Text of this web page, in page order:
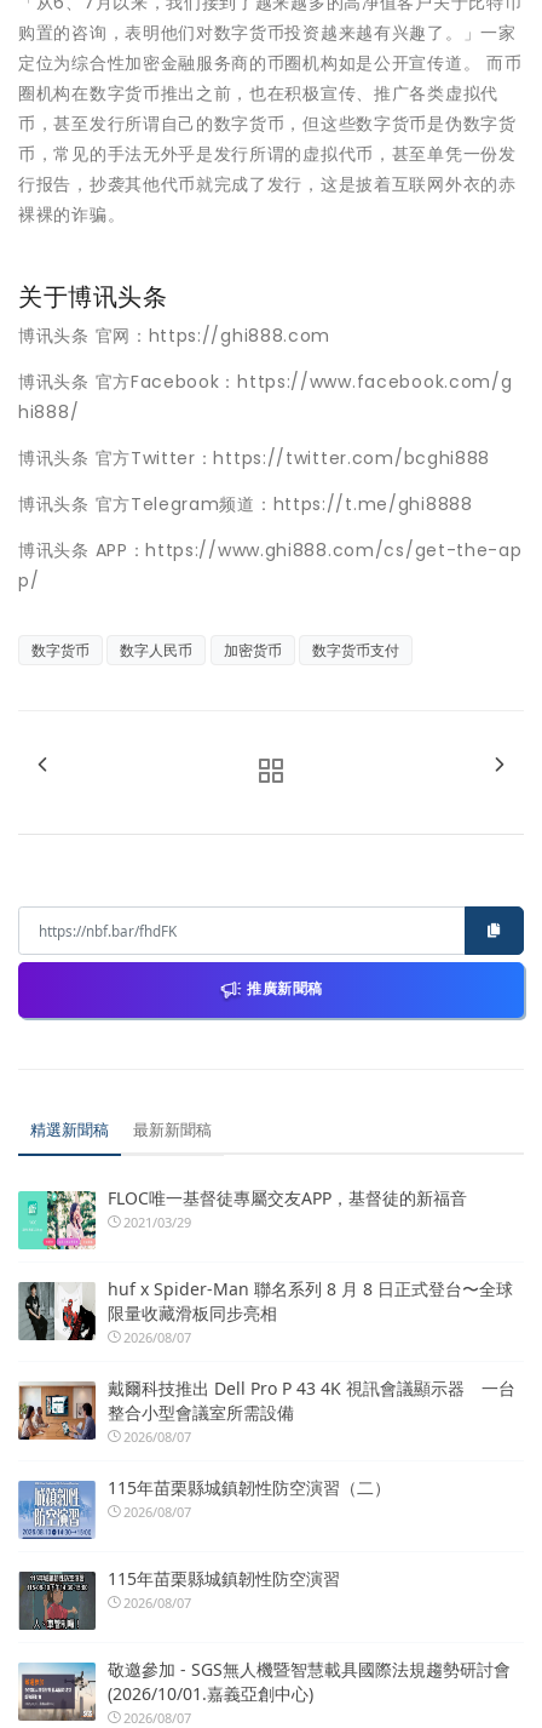
购置的咨询，表明他们对数字货币投资越来越有兴趣了。」一家
定位为综合性加密金融服务商的币圈机构如是公开宣传道。 而币
圈机构在数字货币推出之前，也在积极宣传、推广各类虚拟代
币，甚至发行所谓自己的数字货币，但这些数字货币是伪数字货
币，常见的手法无外乎是发行所谓的虚拟代币，甚至单凭一份发
行报告，抄袭其他代币就完成了发行，这是披着互联网外衣的赤
裸裸的诈骗。
关于博讯头条
博讯头条 官网：https://ghi888.com
博讯头条 官方Facebook：https://www.facebook.com/g
hi888/
博讯头条 官方Twitter：https://twitter.com/bcghi888
博讯头条 官方Telegram频道：https://t.me/ghi8888
博讯头条 APP：https://www.ghi888.com/cs/get-the-ap
p/
数字货币 数字人民币 加密货币 数字货币支付
推廣新聞稿
精選新聞稿 最新新聞稿
FLOC唯一基督徒專屬交友APP，基督徒的新福音
2021/03/29
huf x Spider-Man 聯名系列 8 月 8 日正式登台〜全球
限量收藏滑板同步亮相
2026/08/07
戴爾科技推出 Dell Pro P 43 4K 視訊會議顯示器 一台
整合小型會議室所需設備
2026/08/07
115年苗栗縣城鎮韌性防空演習（二）
2026/08/07
115年苗栗縣城鎮韌性防空演習
2026/08/07
敬邀參加 - SGS無人機暨智慧載具國際法規趨勢研討會
(2026/10/01.嘉義亞創中心)
2026/08/07